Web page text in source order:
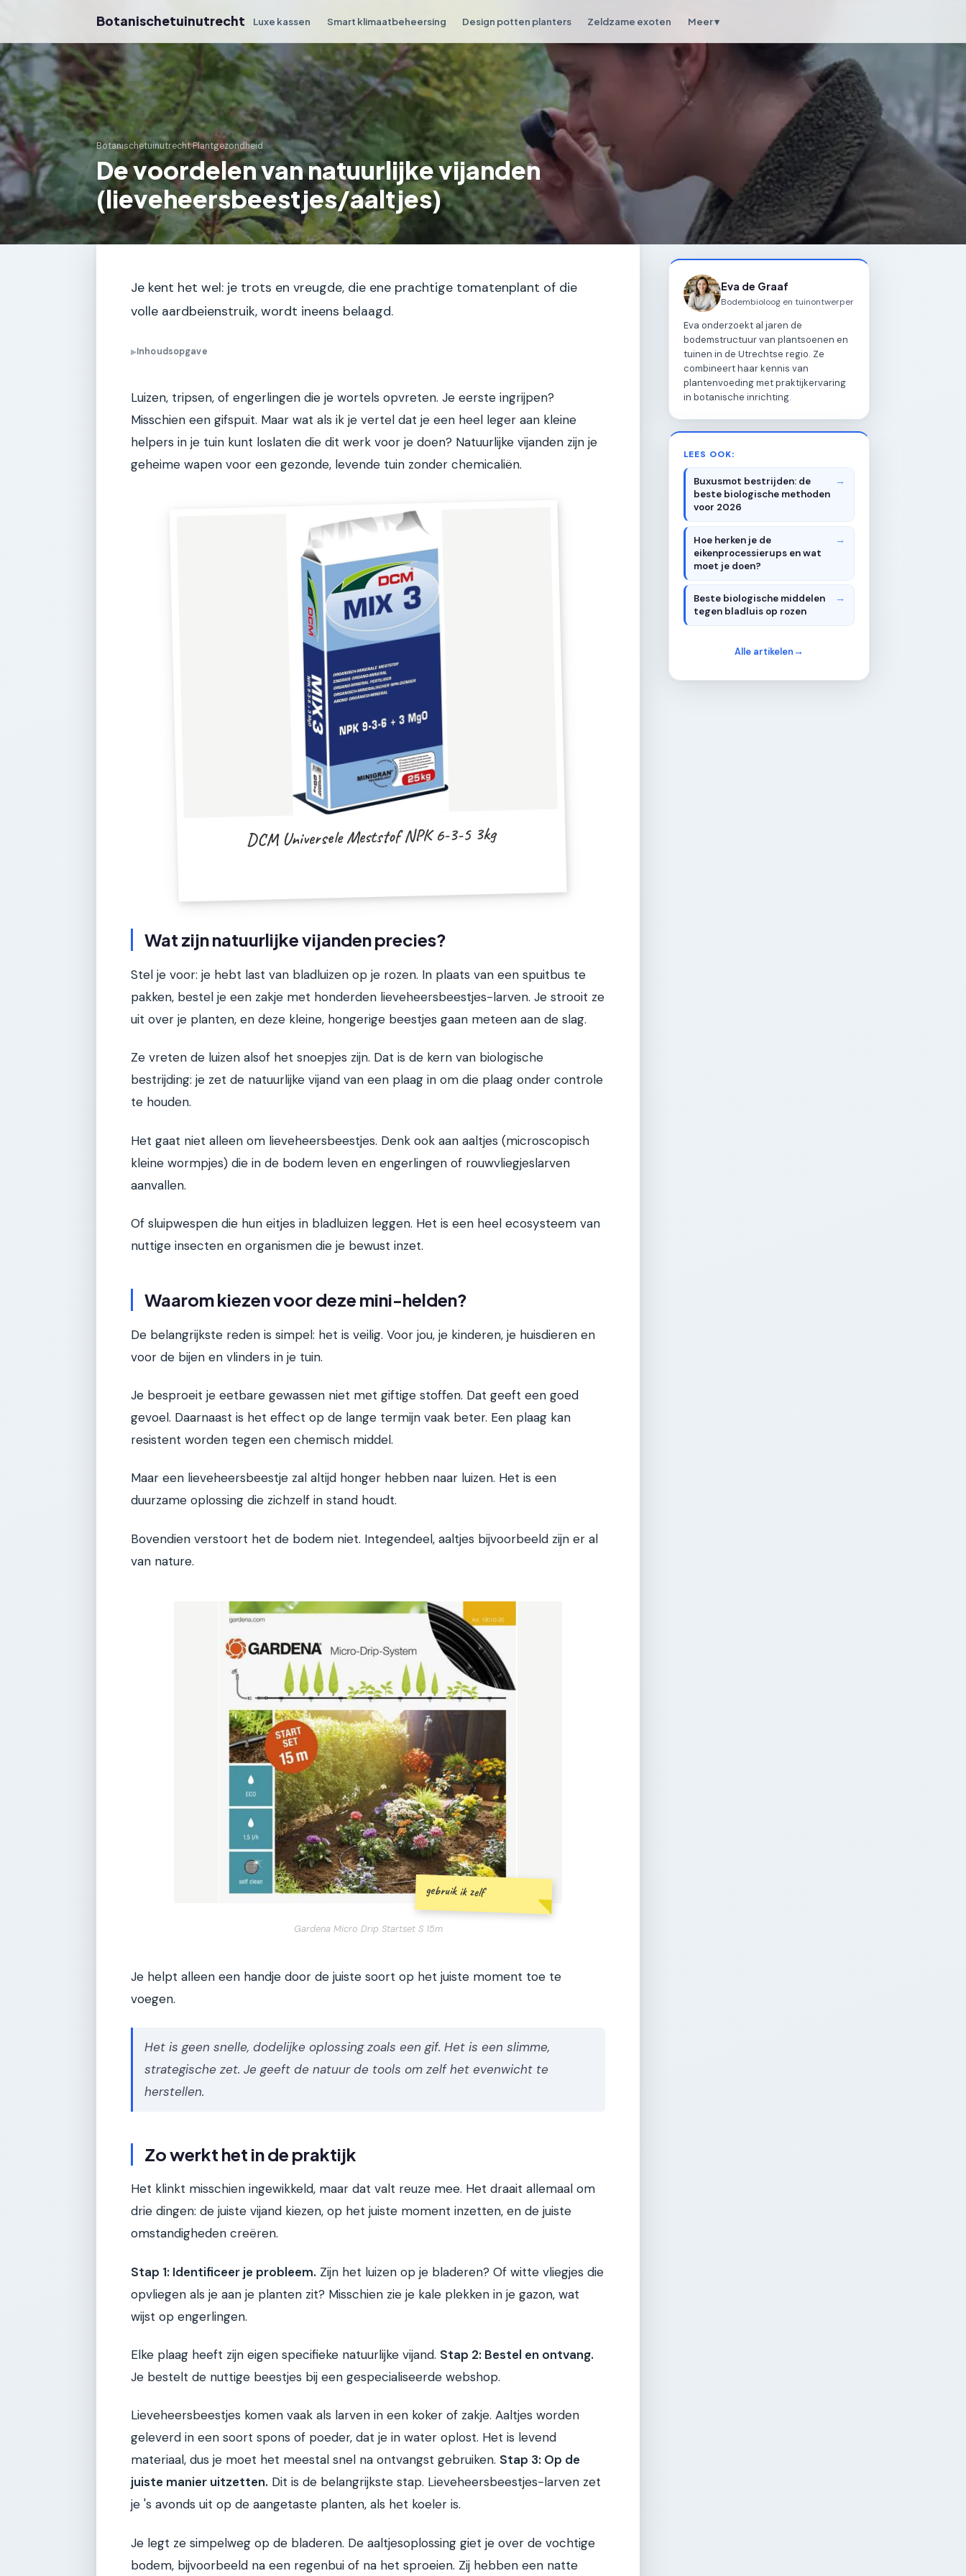
Botanischetuinutrecht Luxe kassen Smart klimaatbeheersing Design potten planters Zeldzame exoten Meer ▾
Botanischetuinutrecht›Plantgezondheid
De voordelen van natuurlijke vijanden
(lieveheersbeestjes/aaltjes)
Je kent het wel: je trots en vreugde, die ene prachtige tomatenplant of die
volle aardbeienstruik, wordt ineens belaagd.
▶Inhoudsopgave
Luizen, tripsen, of engerlingen die je wortels opvreten. Je eerste ingrijpen?
Misschien een gifspuit. Maar wat als ik je vertel dat je een heel leger aan kleine
helpers in je tuin kunt loslaten die dit werk voor je doen? Natuurlijke vijanden zijn je
geheime wapen voor een gezonde, levende tuin zonder chemicaliën.
DCM Universele Meststof NPK 6-3-5 3kg
Wat zijn natuurlijke vijanden precies?
Stel je voor: je hebt last van bladluizen op je rozen. In plaats van een spuitbus te
pakken, bestel je een zakje met honderden lieveheersbeestjes-larven. Je strooit ze
uit over je planten, en deze kleine, hongerige beestjes gaan meteen aan de slag.
Ze vreten de luizen alsof het snoepjes zijn. Dat is de kern van biologische
bestrijding: je zet de natuurlijke vijand van een plaag in om die plaag onder controle
te houden.
Het gaat niet alleen om lieveheersbeestjes. Denk ook aan aaltjes (microscopisch
kleine wormpjes) die in de bodem leven en engerlingen of rouwvliegjeslarven
aanvallen.
Of sluipwespen die hun eitjes in bladluizen leggen. Het is een heel ecosysteem van
nuttige insecten en organismen die je bewust inzet.
Waarom kiezen voor deze mini-helden?
De belangrijkste reden is simpel: het is veilig. Voor jou, je kinderen, je huisdieren en
voor de bijen en vlinders in je tuin.
Je besproeit je eetbare gewassen niet met giftige stoffen. Dat geeft een goed
gevoel. Daarnaast is het effect op de lange termijn vaak beter. Een plaag kan
resistent worden tegen een chemisch middel.
Maar een lieveheersbeestje zal altijd honger hebben naar luizen. Het is een
duurzame oplossing die zichzelf in stand houdt.
Bovendien verstoort het de bodem niet. Integendeel, aaltjes bijvoorbeeld zijn er al
van nature.
gebruik ik zelf
Gardena Micro Drip Startset S 15m
Je helpt alleen een handje door de juiste soort op het juiste moment toe te
voegen.
Het is geen snelle, dodelijke oplossing zoals een gif. Het is een slimme,
strategische zet. Je geeft de natuur de tools om zelf het evenwicht te
herstellen.
Zo werkt het in de praktijk
Het klinkt misschien ingewikkeld, maar dat valt reuze mee. Het draait allemaal om
drie dingen: de juiste vijand kiezen, op het juiste moment inzetten, en de juiste
omstandigheden creëren.
Stap 1: Identificeer je probleem. Zijn het luizen op je bladeren? Of witte vliegjes die
opvliegen als je aan je planten zit? Misschien zie je kale plekken in je gazon, wat
wijst op engerlingen.
Elke plaag heeft zijn eigen specifieke natuurlijke vijand. Stap 2: Bestel en ontvang.
Je bestelt de nuttige beestjes bij een gespecialiseerde webshop.
Lieveheersbeestjes komen vaak als larven in een koker of zakje. Aaltjes worden
geleverd in een soort spons of poeder, dat je in water oplost. Het is levend
materiaal, dus je moet het meestal snel na ontvangst gebruiken. Stap 3: Op de
juiste manier uitzetten. Dit is de belangrijkste stap. Lieveheersbeestjes-larven zet
je 's avonds uit op de aangetaste planten, als het koeler is.
Je legt ze simpelweg op de bladeren. De aaltjesoplossing giet je over de vochtige
bodem, bijvoorbeeld na een regenbui of na het sproeien. Zij hebben een natte
Eva de Graaf
Bodembioloog en tuinontwerper
Eva onderzoekt al jaren de
bodemstructuur van plantsoenen en
tuinen in de Utrechtse regio. Ze
combineert haar kennis van
plantenvoeding met praktijkervaring
in botanische inrichting.
LEES OOK:
Buxusmot bestrijden: de
beste biologische methoden
voor 2026
Hoe herken je de
eikenprocessierups en wat
moet je doen?
Beste biologische middelen
tegen bladluis op rozen
Alle artikelen